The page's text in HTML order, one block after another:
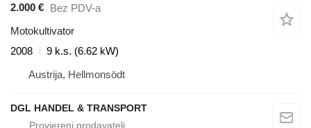
2.000 € Bez PDV-a
Motokultivator
2008
9 k.s. (6.62 kW)
Austrija, Hellmonsödt
DGL HANDEL & TRANSPORT